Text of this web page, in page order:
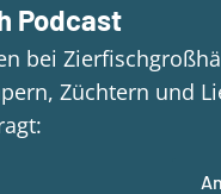
Podcast
bei
Züchtern und